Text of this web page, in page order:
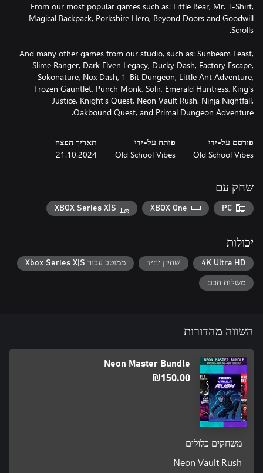
From our most popular games such as: Little Bear, Mr. T-Shirt,
Magical Backpack, Porkshire Hero, Beyond Doors and Goodwill
And many other games from our studio, such as: Sunbeam Feast,
Slime Ranger, Dark Elven Legacy, Ducky Dash, Factory Escape,
Sokonature, Nox Dash, 1-Bit Dungeon, Little Ant Adventure,
Frozen Gauntlet, Punch Monk, Solir, Emerald Huntress, King's
Justice, Knight's Quest, Neon Vault Rush, Ninja Nightfall,
Oakbound Quest, and Primal Dungeon Adventure.
פורסם על-ידי
Old School Vibes
פותח על-ידי
Old School Vibes
תאריך הפצה
21.10.2024
שחק עם
PC
XBOX One
XBOX Series X|S
יכולות
4K Ultra HD שחקן יחיד ממוטב עבור Xbox Series X|S
משלוח חכם
השווה מהדורות
Neon Master Bundle
‪₪‎150.00‬
משחקים כלולים
Neon Vault Rush